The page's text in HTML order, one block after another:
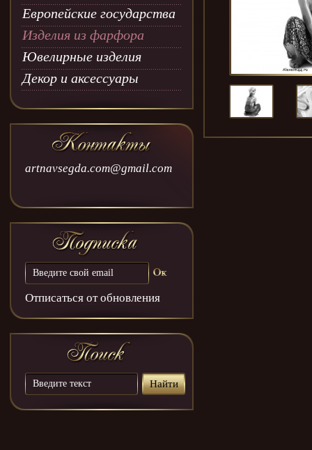
Европейские государства
Изделия из фарфора
Ювелирные изделия
Декор и аксессуары
artnavsegda.com@gmail.com
Отписаться от обновления